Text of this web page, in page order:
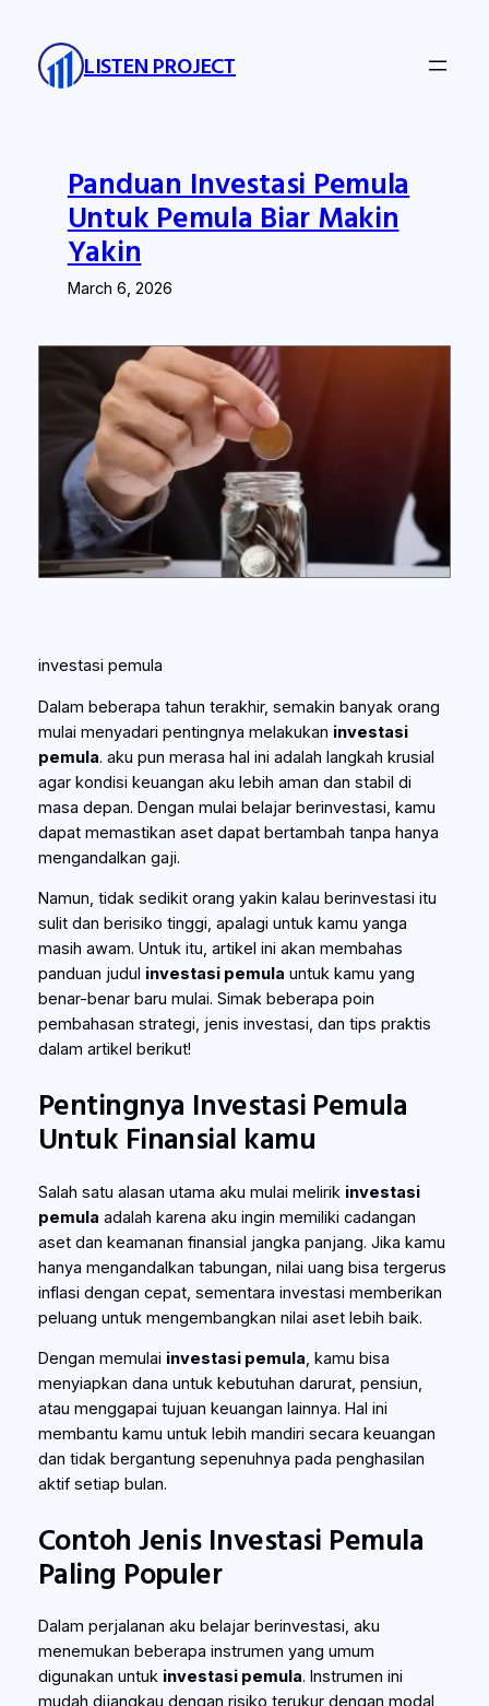
content
LISTEN PROJECT
Panduan Investasi Pemula
Untuk Pemula Biar Makin
Yakin
March 6, 2026
investasi pemula
Dalam beberapa tahun terakhir, semakin banyak orang
mulai menyadari pentingnya melakukan investasi
pemula. aku pun merasa hal ini adalah langkah krusial
agar kondisi keuangan aku lebih aman dan stabil di
masa depan. Dengan mulai belajar berinvestasi, kamu
dapat memastikan aset dapat bertambah tanpa hanya
mengandalkan gaji.
Namun, tidak sedikit orang yakin kalau berinvestasi itu
sulit dan berisiko tinggi, apalagi untuk kamu yanga
masih awam. Untuk itu, artikel ini akan membahas
panduan judul investasi pemula untuk kamu yang
benar-benar baru mulai. Simak beberapa poin
pembahasan strategi, jenis investasi, dan tips praktis
dalam artikel berikut!
Pentingnya Investasi Pemula
Untuk Finansial kamu
Salah satu alasan utama aku mulai melirik investasi
pemula adalah karena aku ingin memiliki cadangan
aset dan keamanan finansial jangka panjang. Jika kamu
hanya mengandalkan tabungan, nilai uang bisa tergerus
inflasi dengan cepat, sementara investasi memberikan
peluang untuk mengembangkan nilai aset lebih baik.
Dengan memulai investasi pemula, kamu bisa
menyiapkan dana untuk kebutuhan darurat, pensiun,
atau menggapai tujuan keuangan lainnya. Hal ini
membantu kamu untuk lebih mandiri secara keuangan
dan tidak bergantung sepenuhnya pada penghasilan
aktif setiap bulan.
Contoh Jenis Investasi Pemula
Paling Populer
Dalam perjalanan aku belajar berinvestasi, aku
menemukan beberapa instrumen yang umum
digunakan untuk investasi pemula. Instrumen ini
mudah dijangkau dengan risiko terukur dengan modal